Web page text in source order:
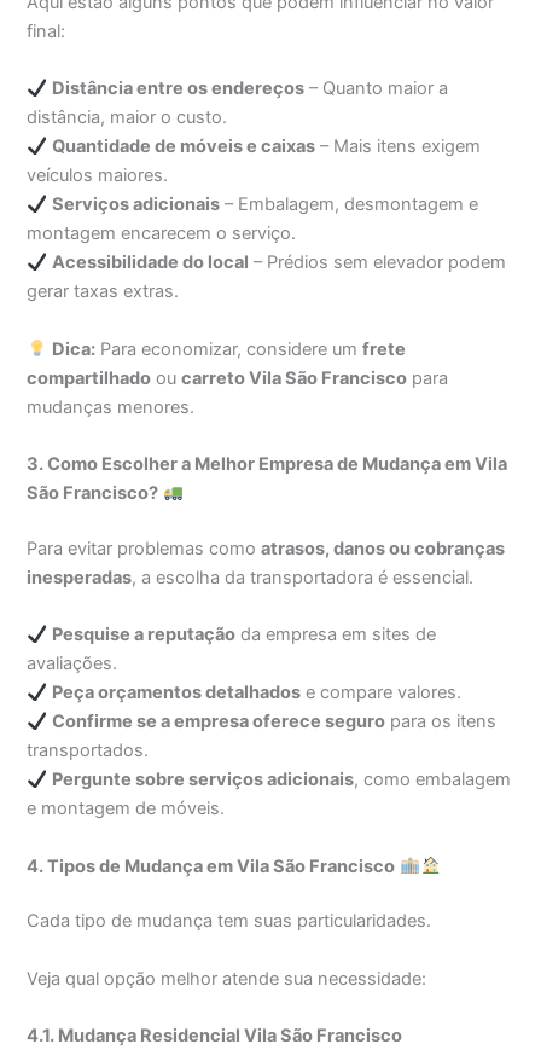
final:
Distância entre os endereços – Quanto maior a
distância, maior o custo.
Quantidade de móveis e caixas – Mais itens exigem
veículos maiores.
Serviços adicionais – Embalagem, desmontagem e
montagem encarecem o serviço.
Acessibilidade do local – Prédios sem elevador podem
gerar taxas extras.
Dica: Para economizar, considere umfrete
compartilhado oucarreto Vila São Francisco para
mudanças menores.
3. Como Escolher a Melhor Empresa de Mudança em Vila
São Francisco?
Para evitar problemas comoatrasos, danos ou cobranças
inesperadas, a escolha da transportadora é essencial.
Pesquise a reputação da empresa em sites de
avaliações.
Peça orçamentos detalhados e compare valores.
Confirme se a empresa oferece seguro para os itens
transportados.
Pergunte sobre serviços adicionais, como embalagem
e montagem de móveis.
4. Tipos de Mudança em Vila São Francisco
Cada tipo de mudança tem suas particularidades.
Veja qual opção melhor atende sua necessidade:
4.1. Mudança Residencial Vila São Francisco